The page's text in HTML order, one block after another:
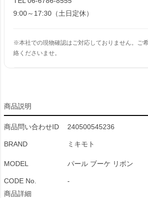
9:00～17:30（土日定休）
※本社での現物確認はご対応しておりません。ご
絡くださいませ。
商品説明
商品問い合わせID 240500545236
BRAND ミキモト
MODEL パール ブーケ リボン
CODE No.
-
商品詳細